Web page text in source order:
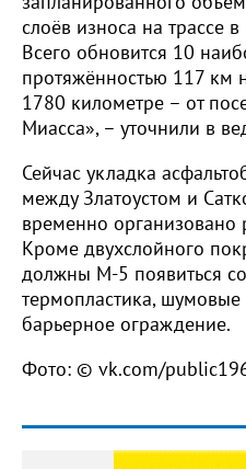
слоёв износа на трассе
Всего обновится 10
протяжённостью 117 км
1780 километре – от
Миасса», – уточнили в
Сейчас укладка
между Златоустом и
временно организовано
Кроме двухслойного
должны М-5 появиться
термопластика,
барьерное ограждение.
Фото: © vk.com/